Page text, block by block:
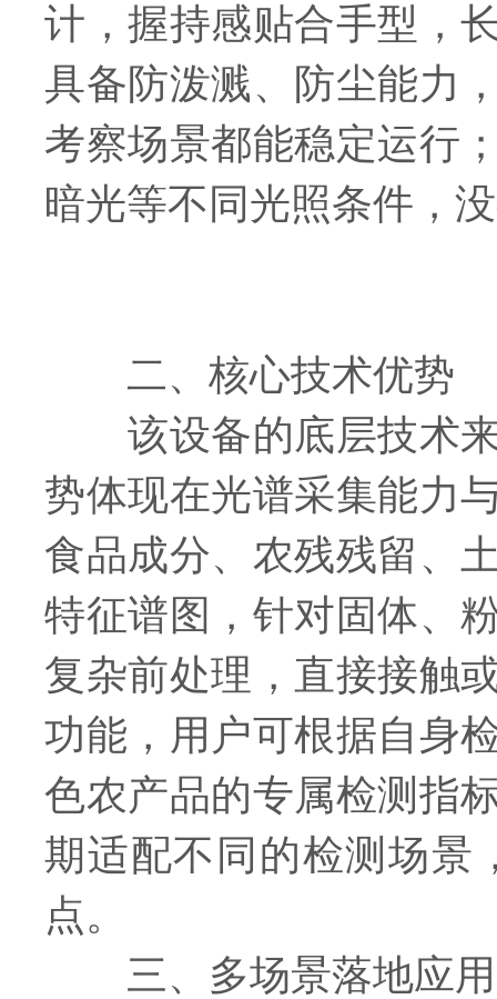
计，握持感贴合手型，
具备防泼溅、防尘能力
考察场景都能稳定运行
暗光等不同光照条件，
二、核心技术优势
该设备的底层技术来
势体现在光谱采集能力
食品成分、农残残留、
特征谱图，针对固体、
复杂前处理，直接接触
功能，用户可根据自身
色农产品的专属检测指
期适配不同的检测场景
点。
三、多场景落地应用